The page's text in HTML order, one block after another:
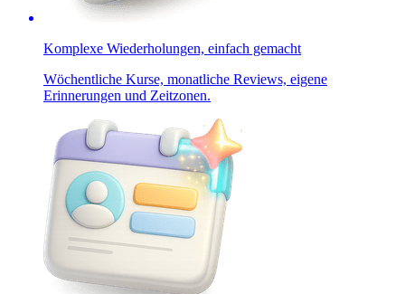
Komplexe Wiederholungen, einfach gemacht
Wöchentliche Kurse, monatliche Reviews, eigene
Erinnerungen und Zeitzonen.